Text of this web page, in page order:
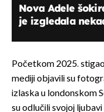
Nova Adele
je izgledala
Početkom 2025.
mediji objavili su
izlaska u londonskom
su odlučili svojoj